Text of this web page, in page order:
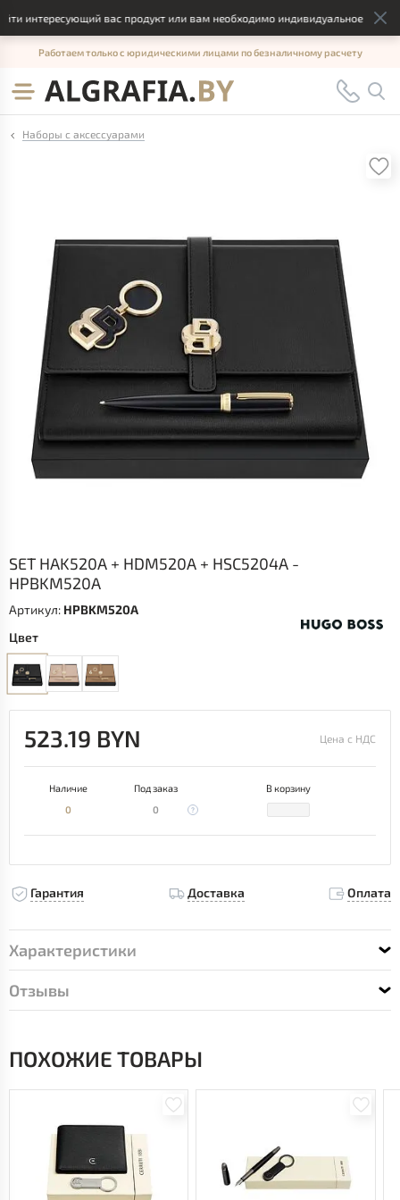
интересующий вас продукт или вам необходимо индивидуальное
Работаем только с юридическими лицами по безналичному расчету
Наборы с аксессуарами
SET HAK520A + HDM520A + HSC5204A -
HPBKM520A
Артикул: HPBKM520A
Цвет
523.19 BYN Цена с НДС
Наличие Под заказ
В корзину
0
0
Гарантия Доставка Оплата
Характеристики
Отзывы
ПОХОЖИЕ ТОВАРЫ